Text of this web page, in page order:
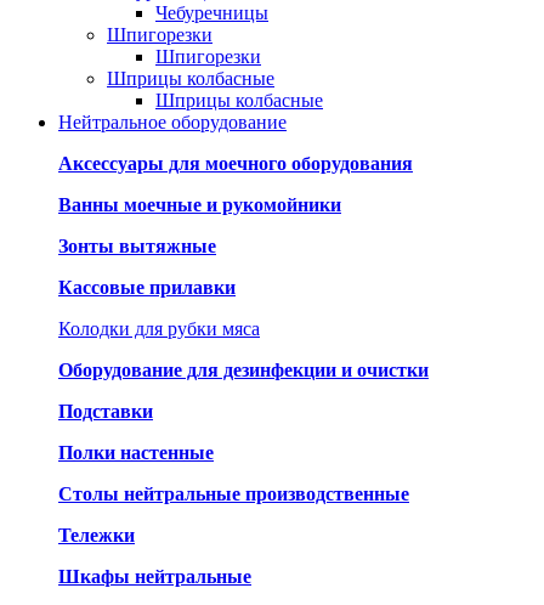
Чебуречницы
Шпигорезки
Шпигорезки
Шприцы колбасные
Шприцы колбасные
Нейтральное оборудование
Аксессуары для моечного оборудования
Ванны моечные и рукомойники
Зонты вытяжные
Кассовые прилавки
Колодки для рубки мяса
Оборудование для дезинфекции и очистки
Подставки
Полки настенные
Столы нейтральные производственные
Тележки
Шкафы нейтральные